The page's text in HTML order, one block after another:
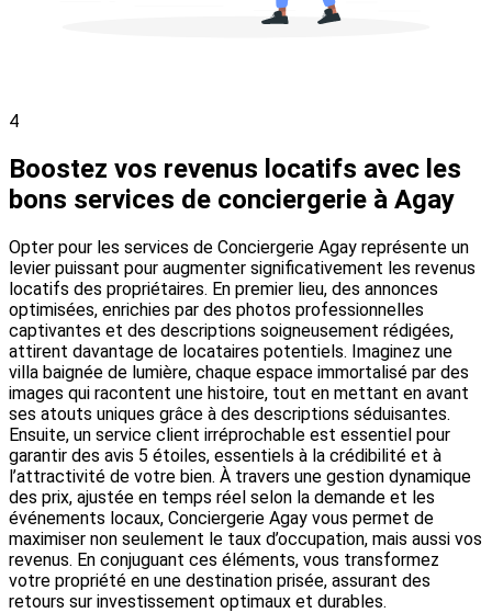
4
Boostez vos revenus locatifs avec les
bons services de conciergerie à Agay
Opter pour les services de Conciergerie Agay représente un
levier puissant pour augmenter significativement les revenus
locatifs des propriétaires. En premier lieu, des annonces
optimisées, enrichies par des photos professionnelles
captivantes et des descriptions soigneusement rédigées,
attirent davantage de locataires potentiels. Imaginez une
villa baignée de lumière, chaque espace immortalisé par des
images qui racontent une histoire, tout en mettant en avant
ses atouts uniques grâce à des descriptions séduisantes.
Ensuite, un service client irréprochable est essentiel pour
garantir des avis 5 étoiles, essentiels à la crédibilité et à
l’attractivité de votre bien. À travers une gestion dynamique
des prix, ajustée en temps réel selon la demande et les
événements locaux, Conciergerie Agay vous permet de
maximiser non seulement le taux d’occupation, mais aussi vos
revenus. En conjuguant ces éléments, vous transformez
votre propriété en une destination prisée, assurant des
retours sur investissement optimaux et durables.